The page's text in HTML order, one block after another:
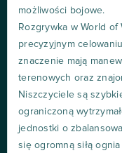
możliwości bojowe.
Rozgrywka w World
precyzyjnym
znaczenie mają
terenowych oraz
Niszczyciele są
ograniczoną
jednostki o
się ogromną siłą